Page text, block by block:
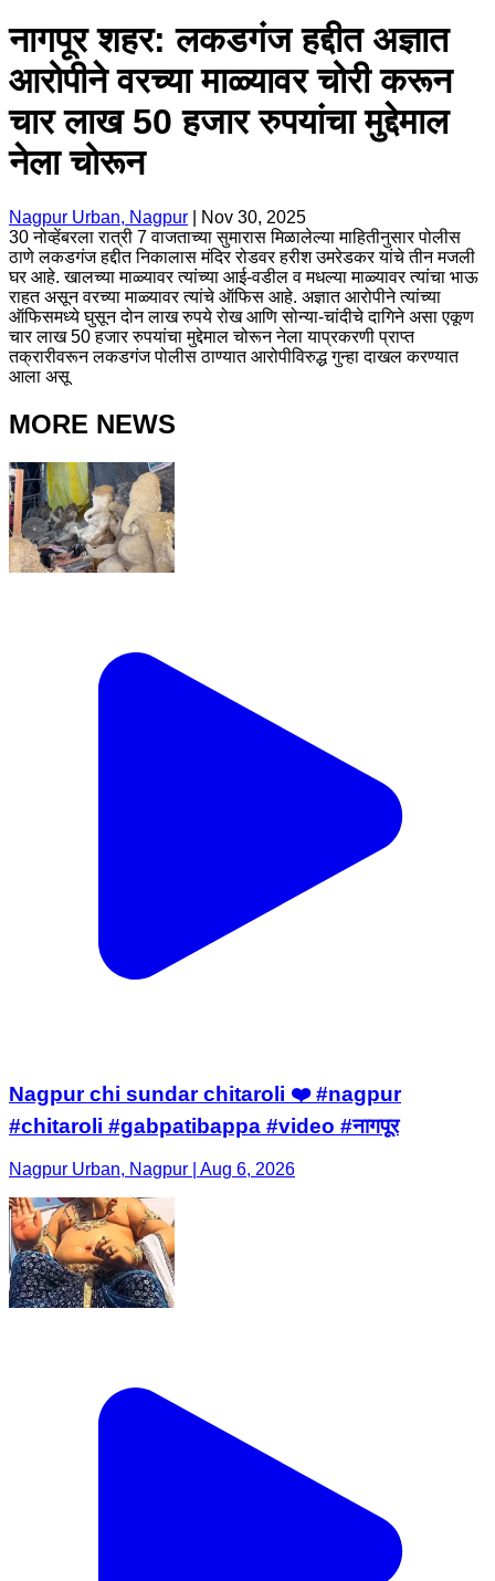
नागपूर शहर: लकडगंज हद्दीत अज्ञात
आरोपीने वरच्या माळ्यावर चोरी करून
चार लाख 50 हजार रुपयांचा मुद्देमाल
नेला चोरून
Nagpur Urban, Nagpur
Nov 30, 2025
30 नोव्हेंबरला रात्री 7 वाजताच्या सुमारास मिळालेल्या माहितीनुसार पोलीस
ठाणे लकडगंज हद्दीत निकालास मंदिर रोडवर हरीश उमरेडकर यांचे तीन मजली
घर आहे. खालच्या माळ्यावर त्यांच्या आई-वडील व मधल्या माळ्यावर त्यांचा भाऊ
राहत असून वरच्या माळ्यावर त्यांचे ऑफिस आहे. अज्ञात आरोपीने त्यांच्या
ऑफिसमध्ये घुसून दोन लाख रुपये रोख आणि सोन्या-चांदीचे दागिने असा एकूण
चार लाख 50 हजार रुपयांचा मुद्देमाल चोरून नेला याप्रकरणी प्राप्त
तक्रारीवरून लकडगंज पोलीस ठाण्यात आरोपीविरुद्ध गुन्हा दाखल करण्यात
आला असू
MORE NEWS
Nagpur chi sundar chitaroli ❤️ #nagpur
#chitaroli #gabpatibappa #video #नागपूर
Nagpur Urban, Nagpur | Aug 6, 2026